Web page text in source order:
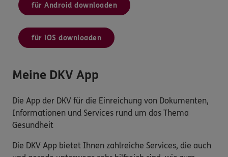
für Android downloaden
für iOS downloaden
Meine DKV App
Die App der DKV für die Einreichung von Dokumenten,
Informationen und Services rund um das Thema
Gesundheit
Die DKV App bietet Ihnen zahlreiche Services, die auch